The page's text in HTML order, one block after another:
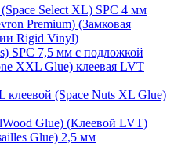
Select XL) SPC 4 мм
Premium) (Замковая
Rigid Vinyl)
SPC 7,5 мм с подложкой
XXL Glue) клеевая LVT
(Space Nuts XL Glue)
Glue) (Клеевой LVT)
Glue) 2,5 мм